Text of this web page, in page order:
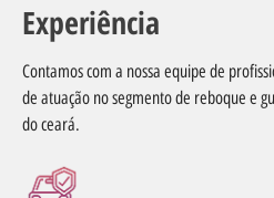
Experiência
Contamos com a nossa equipe de
de atuação no segmento de reboque e
do ceará.